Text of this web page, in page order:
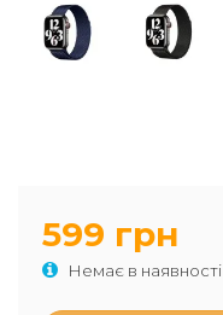
599 грн
Немає в наявності